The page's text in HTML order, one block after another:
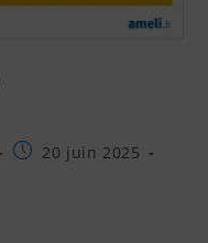
20 juin 2025